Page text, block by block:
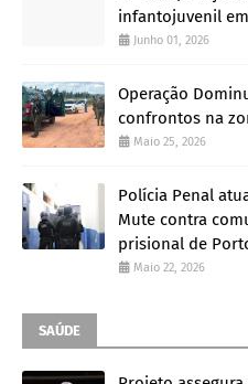
infantojuvenil
Junho 01, 2026
Operação
confrontos na
Maio 25, 2026
Polícia Penal
Mute contra
prisional de
Maio 22, 2026
SAÚDE